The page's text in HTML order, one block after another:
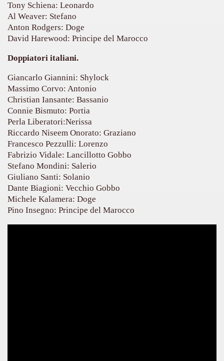
Tony Schiena: Leonardo
Al Weaver: Stefano
Anton Rodgers: Doge
David Harewood: Principe del Marocco
Doppiatori italiani.
Giancarlo Giannini: Shylock
Massimo Corvo: Antonio
Christian Iansante: Bassanio
Connie Bismuto: Portia
Perla Liberatori:Nerissa
Riccardo Niseem Onorato: Graziano
Francesco Pezzulli: Lorenzo
Fabrizio Vidale: Lancillotto Gobbo
Stefano Mondini: Salerio
Giuliano Santi: Solanio
Dante Biagioni: Vecchio Gobbo
Michele Kalamera: Doge
Pino Insegno: Principe del Marocco
Se Ti Piacciono nel mese di Aprile 2014.